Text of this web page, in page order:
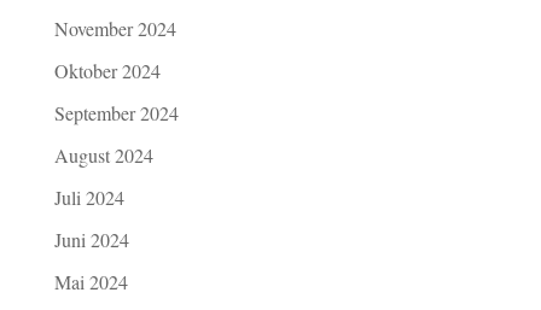
November 2024
Oktober 2024
September 2024
August 2024
Juli 2024
Juni 2024
Mai 2024